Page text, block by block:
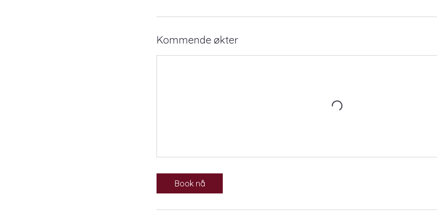
Kommende økter
Book nå